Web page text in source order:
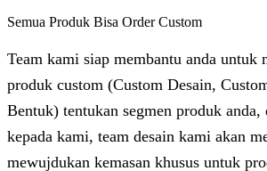
Semua Produk Bisa Order Custom
Team kami siap membantu anda untuk
produk custom (Custom Desain,
Bentuk) tentukan segmen produk anda,
kepada kami, team desain kami akan
mewujdukan kemasan khusus untuk